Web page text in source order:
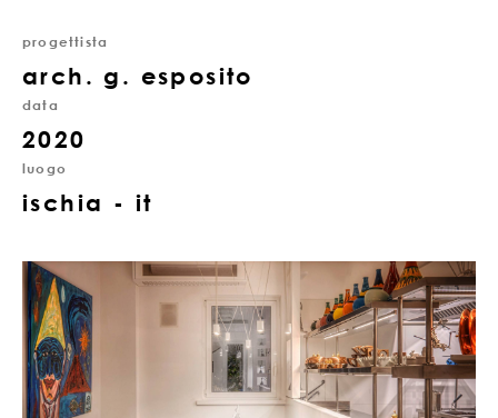
progettista
arch. g. esposito
data
2020
luogo
ischia - it